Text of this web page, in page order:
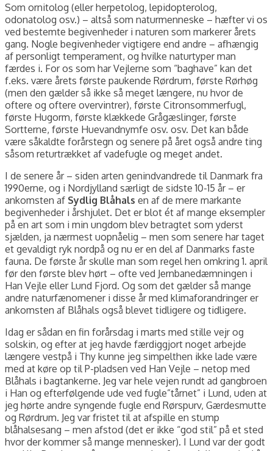
Som ornitolog (eller herpetolog, lepidopterolog,
odonatolog osv.) – altså som naturmenneske – hæfter vi os
ved bestemte begivenheder i naturen som markerer årets
gang. Nogle begivenheder vigtigere end andre – afhængig
af personligt temperament, og hvilke naturtyper man
færdes i. For os som har Vejlerne som “baghave” kan det
f.eks. være årets første paukende Rørdrum, første Rørhøg
(men den gælder så ikke så meget længere, nu hvor de
oftere og oftere overvintrer), første Citronsommerfugl,
første Hugorm, første klækkede Grågæslinger, første
Sortterne, første Huevandnymfe osv. osv. Det kan både
være såkaldte forårstegn og senere på året også andre ting
såsom returtrækket af vadefugle og meget andet.
I de senere år – siden arten genindvandrede til Danmark fra
1990erne, og i Nordjylland særligt de sidste 10-15 år – er
ankomsten af Sydlig Blåhals en af de mere markante
begivenheder i årshjulet. Det er blot ét af mange eksempler
på en art som i min ungdom blev betragtet som yderst
sjælden, ja nærmest uopnåelig – men som senere har taget
et gevaldigt ryk nordpå og nu er en del af Danmarks faste
fauna. De første år skulle man som regel hen omkring 1. april
før den første blev hørt – ofte ved Jernbanedæmningen i
Han Vejle eller Lund Fjord. Og som det gælder så mange
andre naturfænomener i disse år med klimaforandringer er
ankomsten af Blåhals også blevet tidligere og tidligere.
Idag er sådan en fin forårsdag i marts med stille vejr og
solskin, og efter at jeg havde færdiggjort noget arbejde
længere vestpå i Thy kunne jeg simpelthen ikke lade være
med at køre op til P-pladsen ved Han Vejle – netop med
Blåhals i bagtankerne. Jeg var hele vejen rundt ad gangbroen
i Han og efterfølgende ude ved fugle”tårnet” i Lund, uden at
jeg hørte andre syngende fugle end Rørspurv, Gærdesmutte
og Rørdrum. Jeg var fristet til at afspille en stump
blåhalsesang – men afstod (det er ikke “god stil” på et sted
hvor der kommer så mange mennesker). I Lund var der godt